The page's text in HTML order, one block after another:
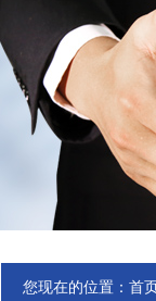
您现在的位置： 首